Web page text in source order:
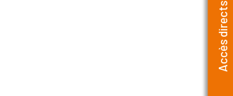
Accès directs